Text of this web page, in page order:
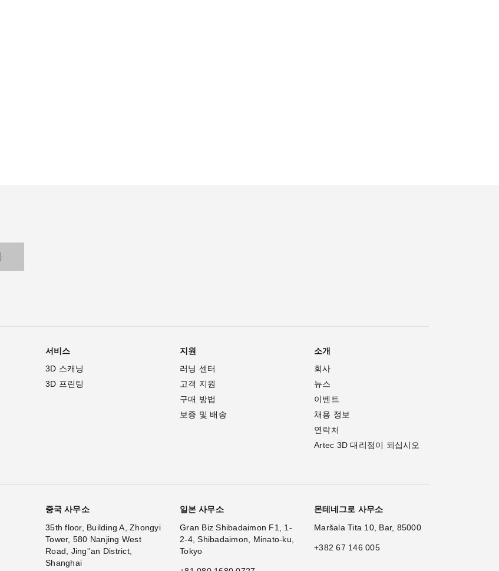
서비스
3D 스캐닝
3D 프린팅
지원
러닝 센터
고객 지원
구매 방법
보증 및 배송
소개
회사
뉴스
이벤트
채용 정보
연락처
Artec 3D 대리점이 되십시오
중국 사무소
35th floor, Building A, Zhongyi
Tower, 580 Nanjing West
Road, Jing''an District,
Shanghai
일본 사무소
Gran Biz Shibadaimon F1, 1-
2-4, Shibadaimon, Minato-ku,
Tokyo
몬테네그로 사무소
Maršala Tita 10, Bar, 85000
+382 67 146 005